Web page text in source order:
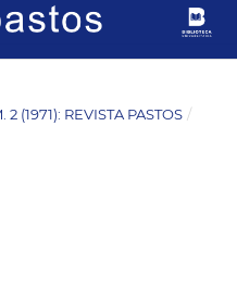
2 (1971): REVISTA PASTOS /